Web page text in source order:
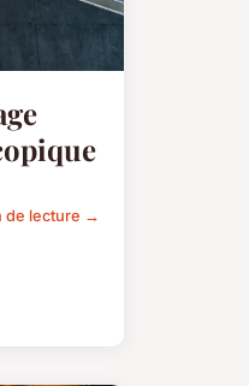
de lecture →